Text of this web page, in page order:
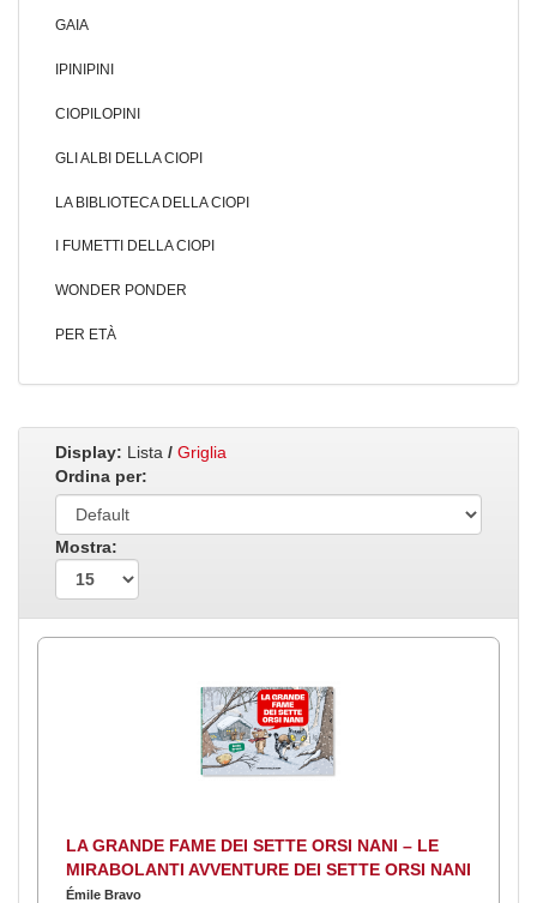
GAIA
IPINIPINI
CIOPILOPINI
GLI ALBI DELLA CIOPI
LA BIBLIOTECA DELLA CIOPI
I FUMETTI DELLA CIOPI
WONDER PONDER
PER ETÀ
Display: Lista / Griglia
Ordina per:
Mostra:
LA GRANDE FAME DEI SETTE ORSI NANI – LE
MIRABOLANTI AVVENTURE DEI SETTE ORSI NANI
Émile Bravo